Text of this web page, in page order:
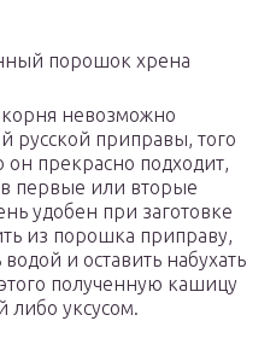
порошок хрена
корня невозможно
русской приправы, того
он прекрасно подходит,
в первые или вторые
удобен при заготовке
из порошка приправу,
и оставить набухать
полученную кашицу
либо уксусом.